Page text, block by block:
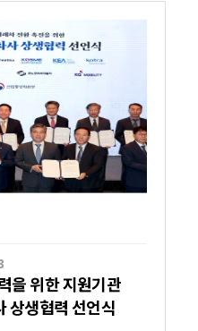
을 위한 지원기관
상생협력 선언식